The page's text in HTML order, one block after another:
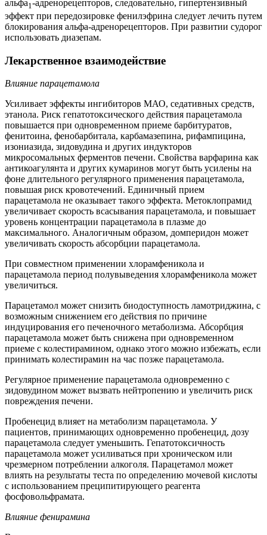
альфа1‑адренорецепторов, следовательно, гипертензивный
эффект при передозировке фенилэфрина следует лечить путем
блокирования альфа-адренорецепторов. При развитии судорог
использовать диазепам.
Лекарственное взаимодействие
Влияние парацетамола
Усиливает эффекты ингибиторов МАО, седативных средств,
этанола. Риск гепатотоксического действия парацетамола
повышается при одновременном приеме барбитуратов,
фенитоина, фенобарбитала, карбамазепина, рифампицина,
изониазида, зидовудина и других индукторов
микросомальных ферментов печени. Свойства варфарина как
антикоагулянта и других кумаринов могут быть усилены на
фоне длительного регулярного применения парацетамола,
повышая риск кровотечений. Единичный прием
парацетамола не оказывает такого эффекта. Метоклопрамид
увеличивает скорость всасывания парацетамола, и повышает
уровень концентрации парацетамола в плазме до
максимального. Аналогичным образом, домперидон может
увеличивать скорость абсорбции парацетамола.
При совместном применении хлорамфеникола и
парацетамола период полувыведения хлорамфеникола может
увеличиться.
Парацетамол может снизить биодоступность ламотриджина, с
возможным снижением его действия по причине
индуцирования его печеночного метаболизма. Абсорбция
парацетамола может быть снижена при одновременном
приеме с колестирамином, однако этого можно избежать, если
принимать колестирамин на час позже парацетамола.
Регулярное применение парацетамола одновременно с
зидовудином может вызвать нейтропению и увеличить риск
повреждения печени.
Пробенецид влияет на метаболизм парацетамола. У
пациентов, принимающих одновременно пробенецид, дозу
парацетамола следует уменьшить. Гепатотоксичность
парацетамола может усиливаться при хроническом или
чрезмерном потреблении алкоголя. Парацетамол может
влиять на результаты теста по определению мочевой кислоты
с использованием преципитирующего реагента
фосфовольфрамата.
Влияние фенирамина